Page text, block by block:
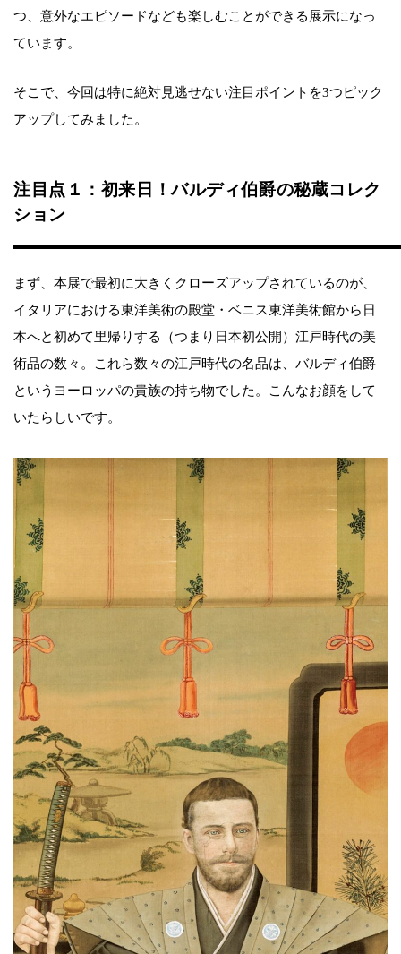
つ、意外なエピソードなども楽しむことができる展示になっ
ています。
そこで、今回は特に絶対見逃せない注目ポイントを3つピック
アップしてみました。
注目点１：初来日！バルディ伯爵の秘蔵コレク
ション
まず、本展で最初に大きくクローズアップされているのが、
イタリアにおける東洋美術の殿堂・ベニス東洋美術館から日
本へと初めて里帰りする（つまり日本初公開）江戸時代の美
術品の数々。これら数々の江戸時代の名品は、バルディ伯爵
というヨーロッパの貴族の持ち物でした。こんなお顔をして
いたらしいです。